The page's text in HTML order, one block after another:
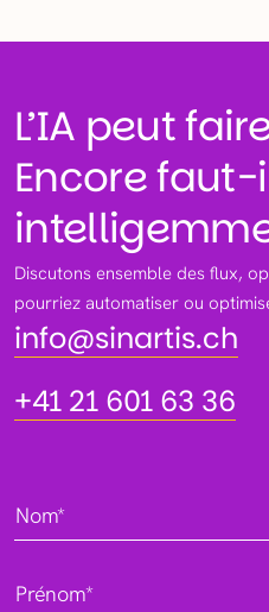
L’IA peut faire beaucoup.
Encore faut-
Discutons ensemble des flux,
pourriez automatiser ou
info@sinartis.ch
info@sinartis.ch
+41 21 601 63 36
+41 21 601 63 36
Nom*
Prénom*